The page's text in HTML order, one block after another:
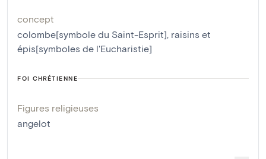
concept
colombe[symbole du Saint-Esprit], raisins et
épis[symboles de l'Eucharistie]
FOI CHRÉTIENNE
Figures religieuses
angelot